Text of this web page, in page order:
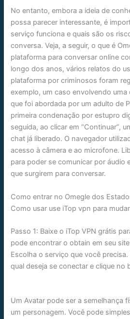
No entanto, embora a ideia de
possa parecer interessante, é
serviço funciona e quais são os
conversa. Veja, a seguir, o que é
plataforma para conversar online
longo dos anos, vários relatos do
plataforma por criminosos foram
exemplo, um caso envolvendo uma
que foi abordada por um adulto de
primeira condenação por estupro
seguida, ao clicar em “Continuar”,
chat já liberado. O navegador
acesso à câmera e ao microfone.
para poder se comunicar por áudio
que surgirem para conversar.
Como entrar no Omegle dos
Como usar use iTop vpn para
Passo 1: Baixe o iTop VPN grátis
pode encontrar o obtain em seu
Escolha o serviço que você
qual deseja se conectar e clique no
Um Avatar pode ser a semelhança
um personagem. Você pode